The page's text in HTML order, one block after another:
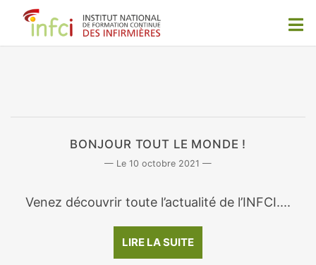
BONJOUR TOUT LE MONDE !
10 octobre 2021
Venez découvrir toute l’actualité de l’INFCI....
LIRE LA SUITE